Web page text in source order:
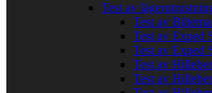
Test av
Test av
Test av Exped
Test av Exped
Test av
Test av